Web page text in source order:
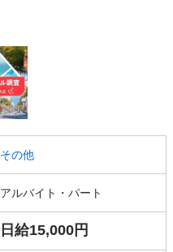
その他
アルバイト・パート
日給15,000円